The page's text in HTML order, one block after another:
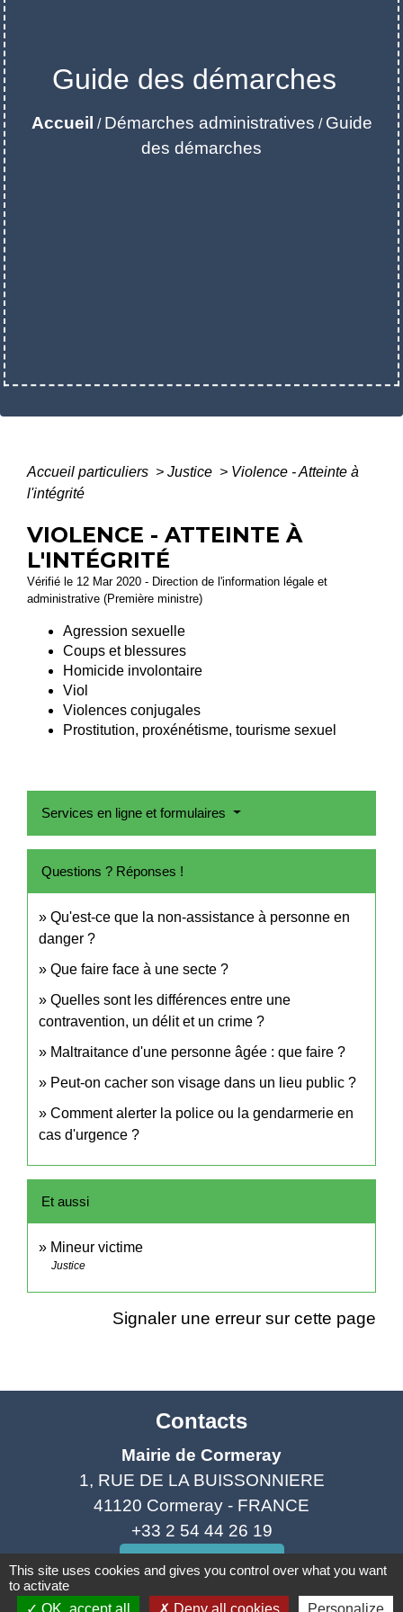
Guide des démarches
Accueil / Démarches administratives / Guide
des démarches
Accueil particuliers > Justice > Violence - Atteinte à
l'intégrité
VIOLENCE - ATTEINTE À
L'INTÉGRITÉ
Vérifié le 12 Mar 2020 - Direction de l'information légale et
administrative (Première ministre)
Agression sexuelle
Coups et blessures
Homicide involontaire
Viol
Violences conjugales
Prostitution, proxénétisme, tourisme sexuel
Services en ligne et formulaires
Questions ? Réponses !
Qu'est-ce que la non-assistance à personne en
danger ?
Que faire face à une secte ?
Quelles sont les différences entre une
contravention, un délit et un crime ?
Maltraitance d'une personne âgée : que faire ?
Peut-on cacher son visage dans un lieu public ?
Comment alerter la police ou la gendarmerie en
cas d'urgence ?
Et aussi
Mineur victime
Justice
Signaler une erreur sur cette page
Contacts
Mairie de Cormeray
1, RUE DE LA BUISSONNIERE
41120 Cormeray - FRANCE
+33 2 54 44 26 19
This site uses cookies and gives you control over what you want
to activate
OK, accept all
Deny all cookies Personalize